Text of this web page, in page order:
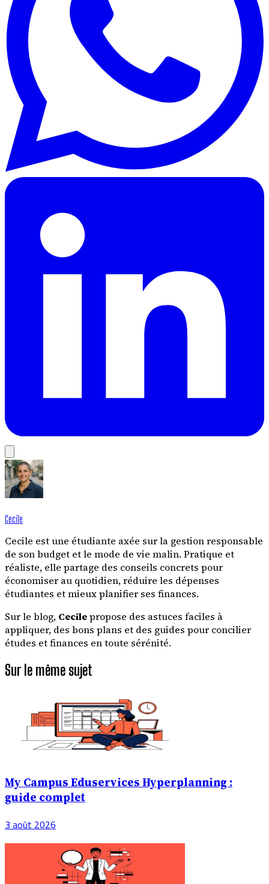
Cecile
Cecile est une étudiante axée sur la gestion responsable
de son budget et le mode de vie malin. Pratique et
réaliste, elle partage des conseils concrets pour
économiser au quotidien, réduire les dépenses
étudiantes et mieux planifier ses finances.
Sur le blog, Cecilepropose des astuces faciles à
appliquer, des bons plans et des guides pour concilier
études et finances en toute sérénité.
Sur le même sujet
My Campus Eduservices Hyperplanning :
guide complet
3 août 2026